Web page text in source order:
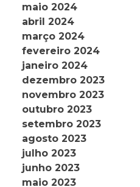
maio 2024
abril 2024
março 2024
fevereiro 2024
janeiro 2024
dezembro 2023
novembro 2023
outubro 2023
setembro 2023
agosto 2023
julho 2023
junho 2023
maio 2023